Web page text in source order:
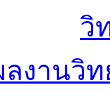
วิ
ลงานวิ